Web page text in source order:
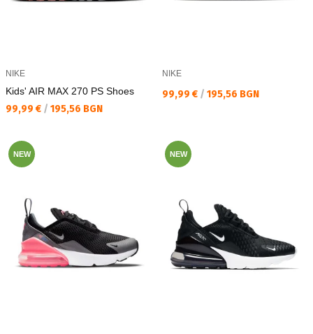
NIKE
Kids' AIR MAX 270 PS Shoes
Текуща цена:
99,99 € / 195,56 BGN
NIKE
Текуща цена:
99,99 € / 195,56 BGN
NEW NEW